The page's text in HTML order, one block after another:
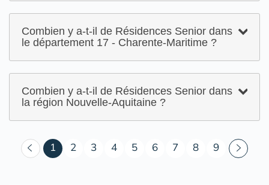
Combien y a-t-il de Résidences Senior dans
le département 17 - Charente-Maritime ?
Combien y a-t-il de Résidences Senior dans
la région Nouvelle-Aquitaine ?
1 (courant)
2 3 4 5 6 7 8 9